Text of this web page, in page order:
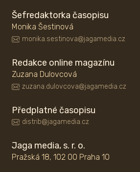
Šefredaktorka časopisu
Monika Šestinová
monika.sestinova@jagamedia.cz
Redakce online magazínu
Zuzana Dulovcová
zuzana.dulovcova@jagamedia.cz
Předplatné časopisu
distrib@jagamedia.cz
Jaga media, s. r. o.
Pražská 18, 102 00 Praha 10